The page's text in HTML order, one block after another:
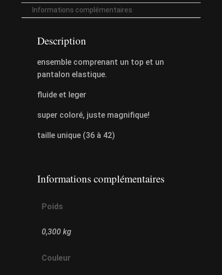
Informations complémentaires
Description
ensemble comprenant un top et un
pantalon elastique.
fluide et leger
super coloré, juste magnifique!
taille unique (36 à 42)
Informations complémentaires
Poids
0,300 kg
Couleur